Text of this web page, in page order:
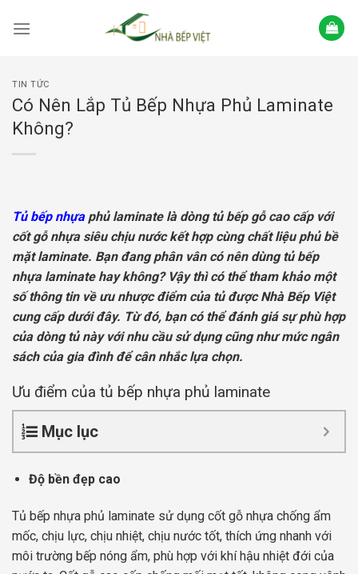
TIN TỨC
Có Nên Lắp Tủ Bếp Nhựa Phủ Laminate
Không?
Tủ bếp nhựaphủ laminate là dòng tủ bếp gỗ cao cấp với
cốt gỗ nhựa siêu chịu nước kết hợp cùng chất liệu phủ bề
mặt laminate. Bạn đang phân vân có nên dùng tủ bếp
nhựa laminate hay không? Vậy thì có thể tham khảo một
số thông tin về ưu nhược điểm của tủ được Nhà Bếp Việt
cung cấp dưới đây. Từ đó, bạn có thể đánh giá sự phù hợp
của dòng tủ này với nhu cầu sử dụng cũng như mức ngân
sách của gia đình để cân nhắc lựa chọn.
Ưu điểm của tủ bếp nhựa phủ laminate
Mục lục
Độ bền đẹp cao
Tủ bếp nhựa phủ laminate sử dụng cốt gỗ nhựa chống ẩm
mốc, chịu lực, chịu nhiệt, chịu nước tốt, thích ứng nhanh với
môi trường bếp nóng ẩm, phù hợp với khí hậu nhiệt đới của